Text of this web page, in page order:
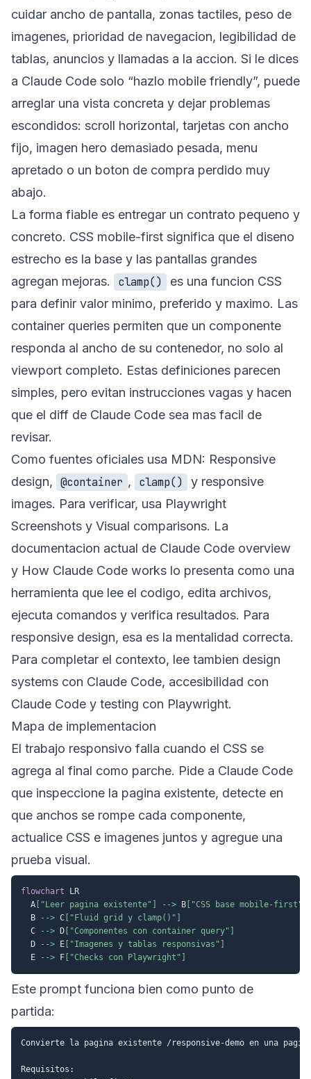
cuidar ancho de pantalla, zonas tactiles, peso de
imagenes, prioridad de navegacion, legibilidad de
tablas, anuncios y llamadas a la accion. Si le dices
a Claude Code solo “hazlo mobile friendly”, puede
arreglar una vista concreta y dejar problemas
escondidos: scroll horizontal, tarjetas con ancho
fijo, imagen hero demasiado pesada, menu
apretado o un boton de compra perdido muy
abajo.
La forma fiable es entregar un contrato pequeno y
concreto. CSS mobile-first significa que el diseno
estrecho es la base y las pantallas grandes
agregan mejoras.
clamp()
es una funcion CSS
para definir valor minimo, preferido y maximo. Las
container queries permiten que un componente
responda al ancho de su contenedor, no solo al
viewport completo. Estas definiciones parecen
simples, pero evitan instrucciones vagas y hacen
que el diff de Claude Code sea mas facil de
revisar.
Como fuentes oficiales usa MDN: Responsive
design, @container , clamp() y responsive
images. Para verificar, usa Playwright
Screenshots y Visual comparisons. La
documentacion actual de Claude Code overview
y How Claude Code works lo presenta como una
herramienta que lee el codigo, edita archivos,
ejecuta comandos y verifica resultados. Para
responsive design, esa es la mentalidad correcta.
Para completar el contexto, lee tambien design
systems con Claude Code, accesibilidad con
Claude Code y testing con Playwright.
Mapa de implementacion
El trabajo responsivo falla cuando el CSS se
agrega al final como parche. Pide a Claude Code
que inspeccione la pagina existente, detecte en
que anchos se rompe cada componente,
actualice CSS e imagenes juntos y agregue una
prueba visual.
flowchart LR
  A
["Leer pagina existente"] --> B ["CSS base mobile-first"]
  B
--> C ["Fluid grid y clamp()"]
  C
--> D ["Componentes con container query"]
  D
--> E ["Imagenes y tablas responsivas"]
  E
--> F ["Checks con Playwright"]
Este prompt funciona bien como punto de
partida:
Convierte la pagina existente /responsive-demo en una
Requisitos: